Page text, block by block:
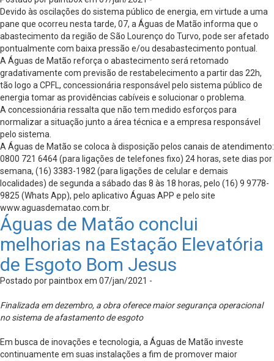
Devido às oscilações do sistema público de energia, em virtude a uma
pane que ocorreu nesta tarde, 07, a Águas de Matão informa que o
abastecimento da região de São Lourenço do Turvo, pode ser afetado
pontualmente com baixa pressão e/ou desabastecimento pontual.
A Águas de Matão reforça o abastecimento será retomado
gradativamente com previsão de restabelecimento a partir das 22h,
tão logo a CPFL, concessionária responsável pelo sistema público de
energia tomar as providências cabíveis e solucionar o problema.
A concessionária ressalta que não tem medido esforços para
normalizar a situação junto a área técnica e a empresa responsável
pelo sistema.
A Águas de Matão se coloca à disposição pelos canais de atendimento:
0800 721 6464 (para ligações de telefones fixo) 24 horas, sete dias por
semana, (16) 3383-1982 (para ligações de celular e demais
localidades) de segunda a sábado das 8 às 18 horas, pelo (16) 9 9778-
9825 (Whats App), pelo aplicativo Águas APP e pelo site
www.aguasdematao.com.br.
Águas de Matão conclui
melhorias na Estação Elevatória
de Esgoto Bom Jesus
Postado por paintbox em 07/jan/2021 -
Finalizada em dezembro, a obra oferece maior segurança operacional
no sistema de afastamento de esgoto
Em busca de inovações e tecnologia, a Águas de Matão investe
continuamente em suas instalações a fim de promover maior